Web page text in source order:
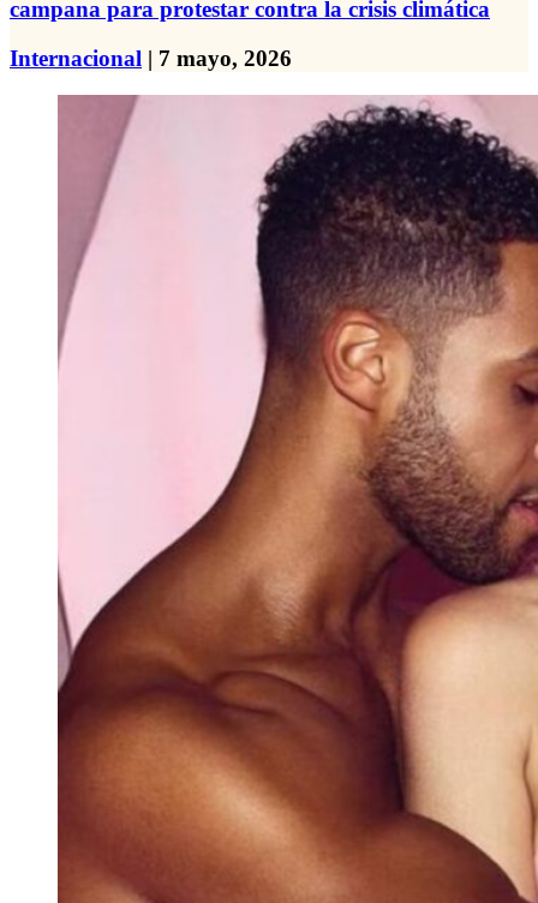
campana para protestar contra la crisis climática
Internacional | 7 mayo, 2026